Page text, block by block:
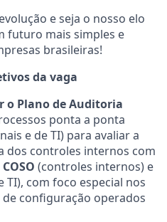
e seja o nosso elo
futuro mais simples e
brasileiras!
da vaga
o Plano de Auditoria
ponta a ponta
e de TI) para avaliar a
dos controles internos com
COSO (controles internos) e
TI), com foco especial nos
configuração operados